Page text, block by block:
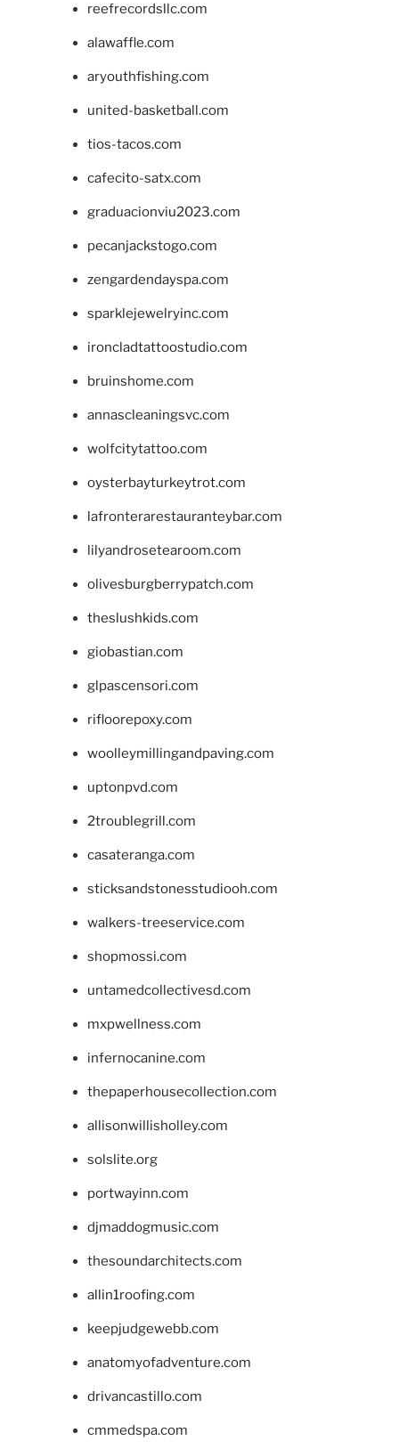
reefrecordsllc.com
alawaffle.com
aryouthfishing.com
united-basketball.com
tios-tacos.com
cafecito-satx.com
graduacionviu2023.com
pecanjackstogo.com
zengardendayspa.com
sparklejewelryinc.com
ironcladtattoostudio.com
bruinshome.com
annascleaningsvc.com
wolfcitytattoo.com
oysterbayturkeytrot.com
lafronterarestauranteybar.com
lilyandrosetearoom.com
olivesburgberrypatch.com
theslushkids.com
giobastian.com
glpascensori.com
rifloorepoxy.com
woolleymillingandpaving.com
uptonpvd.com
2troublegrill.com
casateranga.com
sticksandstonesstudiooh.com
walkers-treeservice.com
shopmossi.com
untamedcollectivesd.com
mxpwellness.com
infernocanine.com
thepaperhousecollection.com
allisonwillisholley.com
solslite.org
portwayinn.com
djmaddogmusic.com
thesoundarchitects.com
allin1roofing.com
keepjudgewebb.com
anatomyofadventure.com
drivancastillo.com
cmmedspa.com